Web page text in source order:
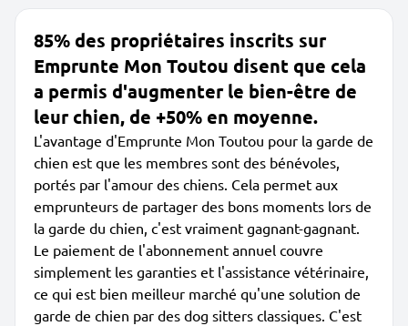
85% des propriétaires inscrits sur
Emprunte Mon Toutou disent que cela
a permis d'augmenter le bien-être de
leur chien, de +50% en moyenne.
L'avantage d'Emprunte Mon Toutou pour la garde de
chien est que les membres sont des bénévoles,
portés par l'amour des chiens. Cela permet aux
emprunteurs de partager des bons moments lors de
la garde du chien, c'est vraiment gagnant-gagnant.
Le paiement de l'abonnement annuel couvre
simplement les garanties et l'assistance vétérinaire,
ce qui est bien meilleur marché qu'une solution de
garde de chien par des dog sitters classiques. C'est